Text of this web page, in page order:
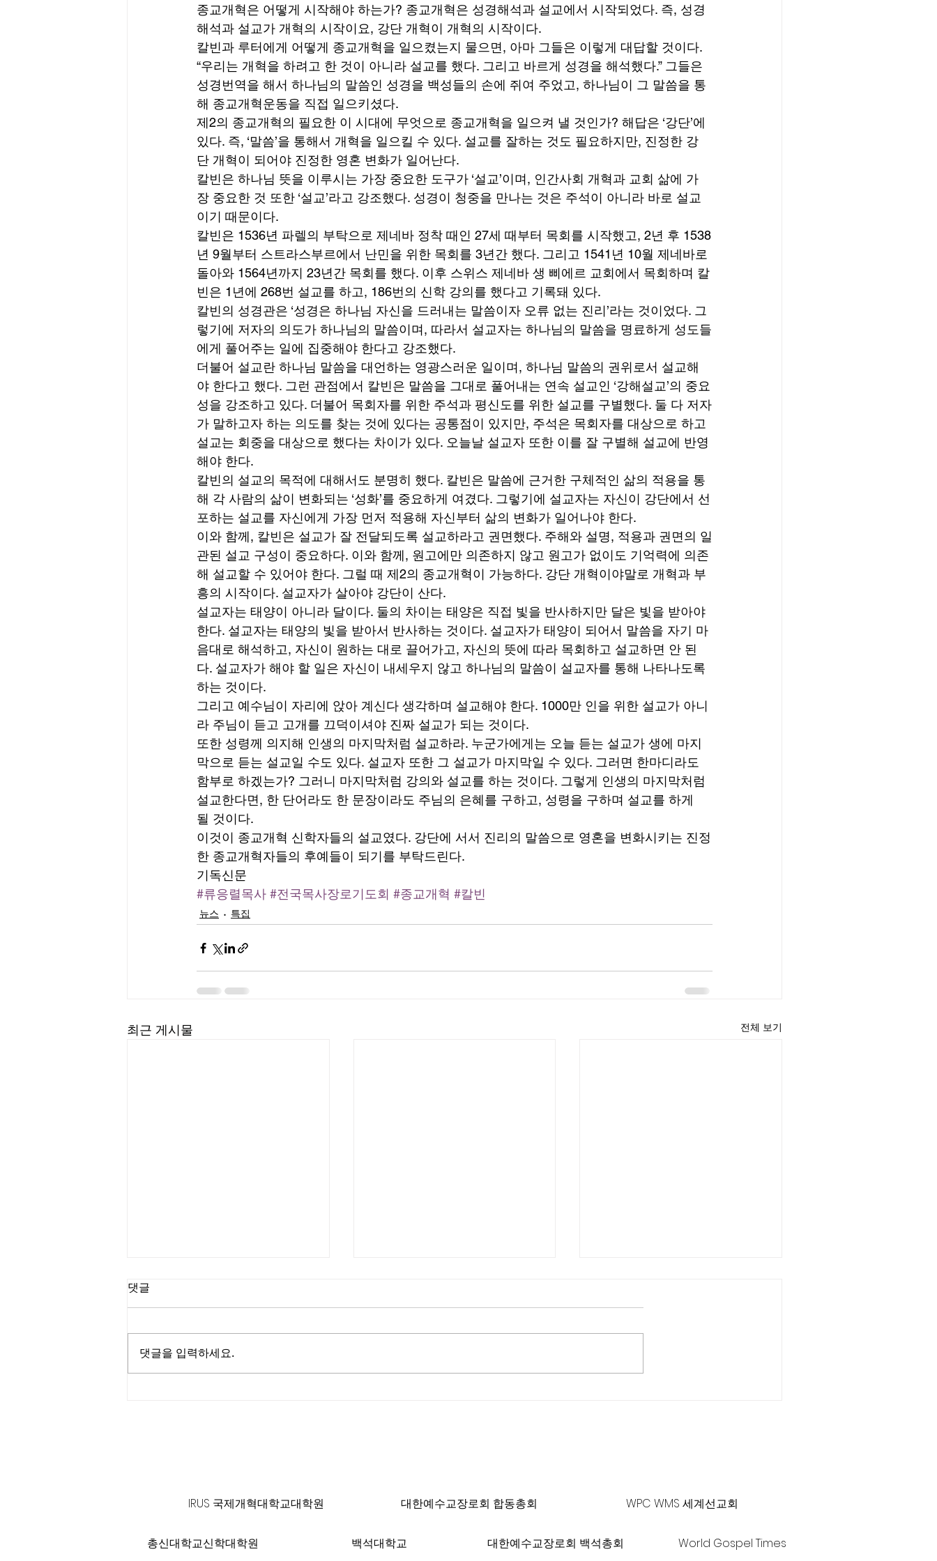
종교개혁은 어떻게 시작해야 하는가? 종교개혁은 성경해석과 설교에서 시작되었다. 즉, 성경
해석과 설교가 개혁의 시작이요, 강단 개혁이 개혁의 시작이다.
칼빈과 루터에게 어떻게 종교개혁을 일으켰는지 물으면, 아마 그들은 이렇게 대답할 것이다.
“우리는 개혁을 하려고 한 것이 아니라 설교를 했다. 그리고 바르게 성경을 해석했다.” 그들은
성경번역을 해서 하나님의 말씀인 성경을 백성들의 손에 쥐여 주었고, 하나님이 그 말씀을 통
해 종교개혁운동을 직접 일으키셨다.
제2의 종교개혁의 필요한 이 시대에 무엇으로 종교개혁을 일으켜 낼 것인가? 해답은 ‘강단’에
있다. 즉, ‘말씀’을 통해서 개혁을 일으킬 수 있다. 설교를 잘하는 것도 필요하지만, 진정한 강
단 개혁이 되어야 진정한 영혼 변화가 일어난다.
칼빈은 하나님 뜻을 이루시는 가장 중요한 도구가 ‘설교’이며, 인간사회 개혁과 교회 삶에 가
장 중요한 것 또한 ‘설교’라고 강조했다. 성경이 청중을 만나는 것은 주석이 아니라 바로 설교
이기 때문이다.
칼빈은 1536년 파렐의 부탁으로 제네바 정착 때인 27세 때부터 목회를 시작했고, 2년 후 1538
년 9월부터 스트라스부르에서 난민을 위한 목회를 3년간 했다. 그리고 1541년 10월 제네바로
돌아와 1564년까지 23년간 목회를 했다. 이후 스위스 제네바 생 삐에르 교회에서 목회하며 칼
빈은 1년에 268번 설교를 하고, 186번의 신학 강의를 했다고 기록돼 있다.
칼빈의 성경관은 ‘성경은 하나님 자신을 드러내는 말씀이자 오류 없는 진리’라는 것이었다. 그
렇기에 저자의 의도가 하나님의 말씀이며, 따라서 설교자는 하나님의 말씀을 명료하게 성도들
에게 풀어주는 일에 집중해야 한다고 강조했다.
더불어 설교란 하나님 말씀을 대언하는 영광스러운 일이며, 하나님 말씀의 권위로서 설교해
야 한다고 했다. 그런 관점에서 칼빈은 말씀을 그대로 풀어내는 연속 설교인 ‘강해설교’의 중요
성을 강조하고 있다. 더불어 목회자를 위한 주석과 평신도를 위한 설교를 구별했다. 둘 다 저자
가 말하고자 하는 의도를 찾는 것에 있다는 공통점이 있지만, 주석은 목회자를 대상으로 하고
설교는 회중을 대상으로 했다는 차이가 있다. 오늘날 설교자 또한 이를 잘 구별해 설교에 반영
해야 한다.
칼빈의 설교의 목적에 대해서도 분명히 했다. 칼빈은 말씀에 근거한 구체적인 삶의 적용을 통
해 각 사람의 삶이 변화되는 ‘성화’를 중요하게 여겼다. 그렇기에 설교자는 자신이 강단에서 선
포하는 설교를 자신에게 가장 먼저 적용해 자신부터 삶의 변화가 일어나야 한다.
이와 함께, 칼빈은 설교가 잘 전달되도록 설교하라고 권면했다. 주해와 설명, 적용과 권면의 일
관된 설교 구성이 중요하다. 이와 함께, 원고에만 의존하지 않고 원고가 없이도 기억력에 의존
해 설교할 수 있어야 한다. 그럴 때 제2의 종교개혁이 가능하다. 강단 개혁이야말로 개혁과 부
흥의 시작이다. 설교자가 살아야 강단이 산다.
설교자는 태양이 아니라 달이다. 둘의 차이는 태양은 직접 빛을 반사하지만 달은 빛을 받아야
한다. 설교자는 태양의 빛을 받아서 반사하는 것이다. 설교자가 태양이 되어서 말씀을 자기 마
음대로 해석하고, 자신이 원하는 대로 끌어가고, 자신의 뜻에 따라 목회하고 설교하면 안 된
다. 설교자가 해야 할 일은 자신이 내세우지 않고 하나님의 말씀이 설교자를 통해 나타나도록
하는 것이다.
그리고 예수님이 자리에 앉아 계신다 생각하며 설교해야 한다. 1000만 인을 위한 설교가 아니
라 주님이 듣고 고개를 끄덕이셔야 진짜 설교가 되는 것이다.
또한 성령께 의지해 인생의 마지막처럼 설교하라. 누군가에게는 오늘 듣는 설교가 생에 마지
막으로 듣는 설교일 수도 있다. 설교자 또한 그 설교가 마지막일 수 있다. 그러면 한마디라도
함부로 하겠는가? 그러니 마지막처럼 강의와 설교를 하는 것이다. 그렇게 인생의 마지막처럼
설교한다면, 한 단어라도 한 문장이라도 주님의 은혜를 구하고, 성령을 구하며 설교를 하게
될 것이다.
이것이 종교개혁 신학자들의 설교였다. 강단에 서서 진리의 말씀으로 영혼을 변화시키는 진정
한 종교개혁자들의 후예들이 되기를 부탁드린다.
기독신문
#류응렬목사 #전국목사장로기도회 #종교개혁 #칼빈
뉴스 특집
최근 게시물 전체 보기
댓글
댓글을 입력하세요.
IRUS 국제개혁대학교대학원 대한예수교장로회 합동총회 WPC WMS 세계선교회
총신대학교신학대학원 백석대학교 대한예수교장로회 백석총회 World Gospel Times